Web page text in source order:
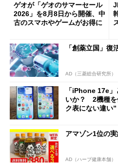
ゲオが「ゲオのサマーセール
2026」を8月8日から開催、中
古のスマホやゲームがお得に
「創薬立国」復
AD（三菱総合研究所）
「iPhone 17e
いか？ 2機種を
ク表にない違い”
アマゾン1位の
AD（ハーブ健康本舗）